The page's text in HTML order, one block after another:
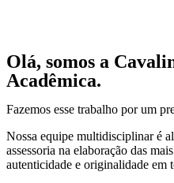
Olá, somos a
Acadêmica.
Fazemos esse trabalho por um
Nossa equipe multidisciplinar é
assessoria na elaboração das
autenticidade e originalidade em